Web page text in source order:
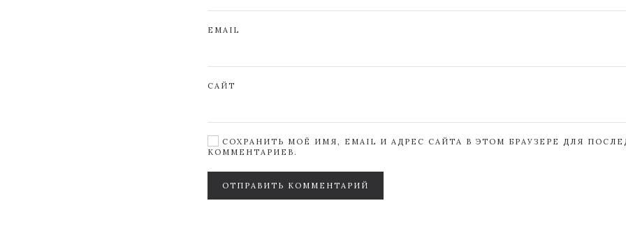
EMAIL
САЙТ
СОХРАНИТЬ МОЁ ИМЯ, EMAIL И АДРЕС САЙТА В ЭТОМ БРАУЗЕРЕ ДЛЯ
КОММЕНТАРИЕВ.
ОТПРАВИТЬ КОММЕНТАРИЙ